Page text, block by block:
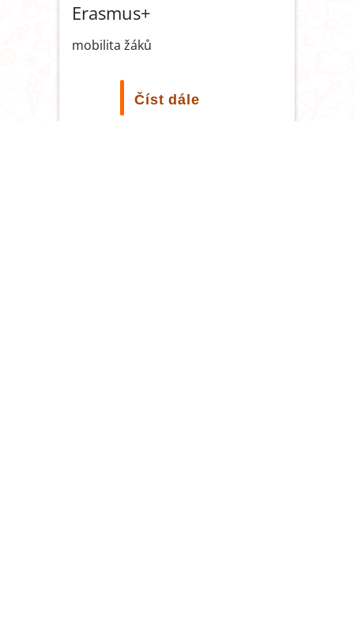
Erasmus+
mobilita žáků
Číst dále